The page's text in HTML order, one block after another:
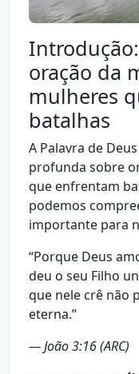
oração da
mulheres
batalhas
A Palavra de
profunda sobre
que enfrentam
podemos
importante para
“Porque Deus
deu o seu Filho
que nele crê não
eterna.”
— João 3:16 (ARC)